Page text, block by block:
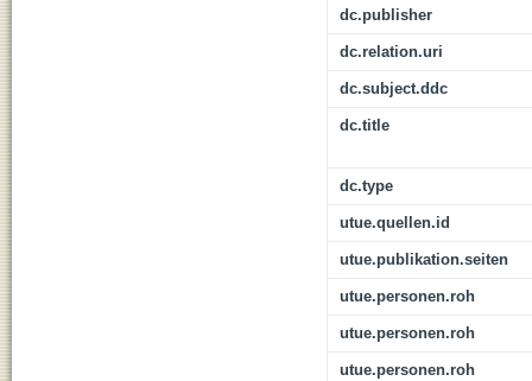
dc.publisher
dc.relation.uri
dc.subject.ddc
dc.title
dc.type
utue.quellen.id
utue.publikation.seiten
utue.personen.roh
utue.personen.roh
utue.personen.roh